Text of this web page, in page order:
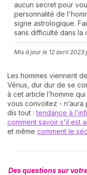
aucun secret pour
personnalité de
signe astrologique.
sans difficulté dans la
Mis à jour le 12 avril 2023
Les hommes viennent
Vénus, dur dur de se
à cet article l’homme
vous convoitez -
dis tout :tendance à
comment savoir s'il est
et même comment le
Des questions sur